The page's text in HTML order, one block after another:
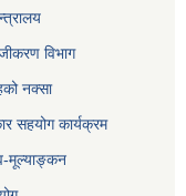
विभाग
नक्सा
सहयोग कार्यक्रम
मूल्याङ्कन